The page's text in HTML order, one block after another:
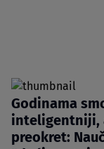
Godinama
inteligentniji,
preokret: